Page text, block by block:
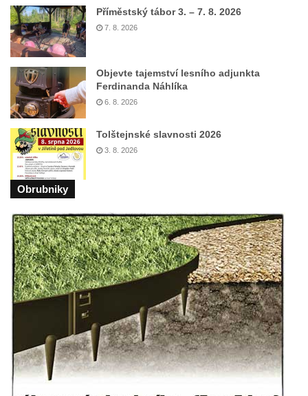
Budějovicích
Socha svatého Josefa na nádvoří kláštera
dominikánů v Českých Budějovicích
Socha svaté Anny na nádvoří kláštera
dominikánů v Českých Budějovicích
Socha svatého Dominika na nádvoří
kláštera dominikánů v Českých
Budějovicích
Sousoší Kalvárie před klášterem
dominikánů u Piaristického náměstí v
Pamětní deska Tomáše Garrigue Masaryka
na radnici v Českých Budějovicích
Pamětní deska na biskupské rezidenci v
Českých Budějovicích
Pamětní deska Josefa Hloucha na
biskupské rezidenci v Českých
Budějovicích
Socha žáby u rybníčku na Náměstí v
Kamenném Újezdě
Příměstský tábor 3. – 7. 8. 2026
7. 8. 2026
Objevte tajemství lesního adjunkta
Ferdinanda Náhlíka
6. 8. 2026
Tolštejnské slavnosti 2026
3. 8. 2026
Obrubniky